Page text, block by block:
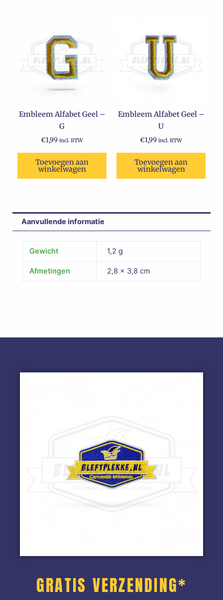
Embleem Alfabet Geel –
G
€1,99 incl. BTW
Toevoegen aan
winkelwagen
Embleem Alfabet Geel –
U
€1,99 incl. BTW
Toevoegen aan
winkelwagen
Aanvullende informatie
Gewicht 1,2 g
Afmetingen 2,8 × 3,8 cm
GRATIS VERZENDING*